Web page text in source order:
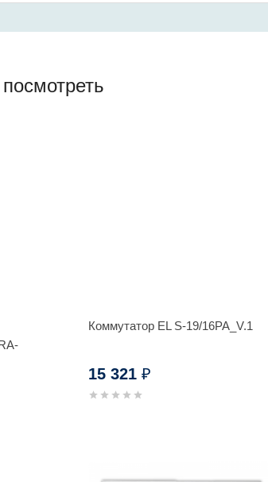
Коммутатор EL S-19/16PA_V.1
15 321 ₽